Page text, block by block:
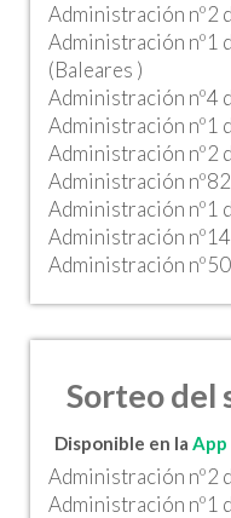
Administración nº2
Administración nº1
(Baleares )
Administración nº4
Administración nº1
Administración nº2
Administración
Administración nº1
Administración
Administración
Sorteo del
Disponible en la
Administración nº2
Administración nº1